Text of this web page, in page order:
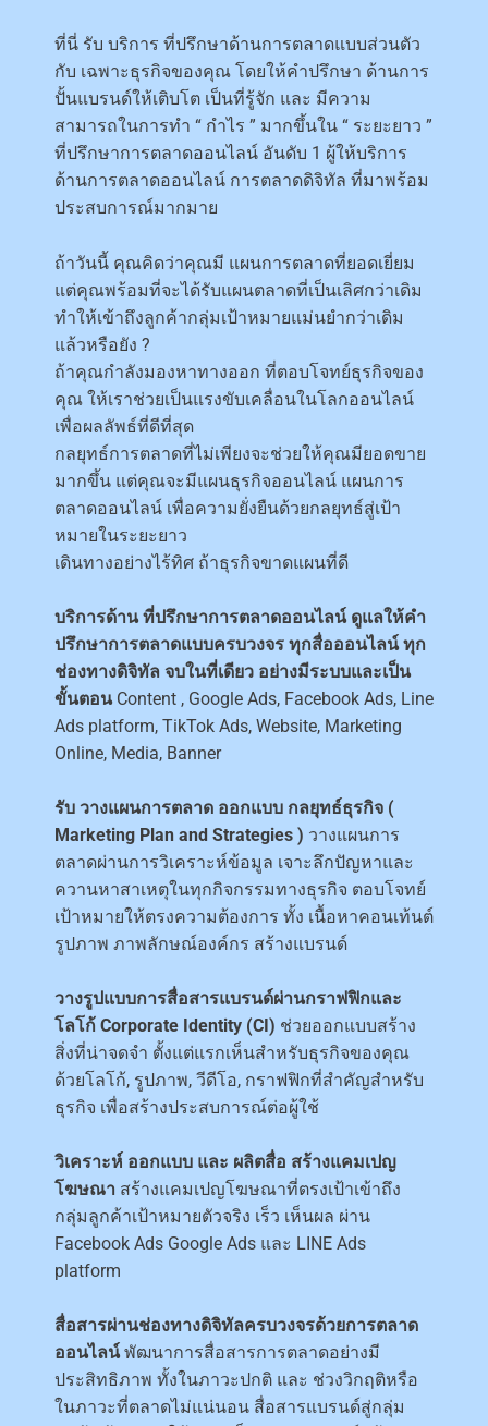
ที่นี่ รับ บริการ ที่ปรึกษาด้านการตลาดแบบส่วนตัว
กับ เฉพาะธุรกิจของคุณ โดยให้คำปรึกษา ด้านการ
ปั้นแบรนด์ให้เติบโต เป็นที่รู้จัก และ มีความ
สามารถในการทำ “ กำไร ” มากขึ้นใน “ ระยะยาว ”
ที่ปรึกษาการตลาดออนไลน์ อันดับ 1 ผู้ให้บริการ
ด้านการตลาดออนไลน์ การตลาดดิจิทัล ที่มาพร้อม
ประสบการณ์มากมาย
ถ้าวันนี้ คุณคิดว่าคุณมี แผนการตลาดที่ยอดเยี่ยม
แต่คุณพร้อมที่จะได้รับแผนตลาดที่เป็นเลิศกว่าเดิม
ทำให้เข้าถึงลูกค้ากลุ่มเป้าหมายแม่นยำกว่าเดิม
แล้วหรือยัง ?
ถ้าคุณกำลังมองหาทางออก ที่ตอบโจทย์ธุรกิจของ
คุณ ให้เราช่วยเป็นแรงขับเคลื่อนในโลกออนไลน์
เพื่อผลลัพธ์ที่ดีที่สุด
กลยุทธ์การตลาดที่ไม่เพียงจะช่วยให้คุณมียอดขาย
มากขึ้น แต่คุณจะมีแผนธุรกิจออนไลน์ แผนการ
ตลาดออนไลน์ เพื่อความยั่งยืนด้วยกลยุทธ์สู่เป้า
หมายในระยะยาว
เดินทางอย่างไร้ทิศ ถ้าธุรกิจขาดแผนที่ดี
บริการด้าน ที่ปรึกษาการตลาดออนไลน์ ดูแลให้คำ
ปรึกษาการตลาดแบบครบวงจร ทุกสื่อออนไลน์ ทุก
ช่องทางดิจิทัล จบในที่เดียว อย่างมีระบบและเป็น
ขั้นตอนContent , Google Ads, Facebook Ads, Line
Ads platform, TikTok Ads, Website, Marketing
Online, Media, Banner
รับ วางแผนการตลาด ออกแบบ กลยุทธ์ธุรกิจ (
Marketing Plan and Strategies ) วางแผนการ
ตลาดผ่านการวิเคราะห์ข้อมูล เจาะลึกปัญหาและ
ควานหาสาเหตุในทุกกิจกรรมทางธุรกิจ ตอบโจทย์
เป้าหมายให้ตรงความต้องการ ทั้ง เนื้อหาคอนเท้นต์
รูปภาพ ภาพลักษณ์องค์กร สร้างแบรนด์
วางรูปแบบการสื่อสารแบรนด์ผ่านกราฟฟิกและ
โลโก้ Corporate Identity (CI) ช่วยออกแบบสร้าง
สิ่งที่น่าจดจำ ตั้งแต่แรกเห็นสำหรับธุรกิจของคุณ
ด้วยโลโก้, รูปภาพ, วีดีโอ, กราฟฟิกที่สำคัญสำหรับ
ธุรกิจ เพื่อสร้างประสบการณ์ต่อผู้ใช้
วิเคราะห์ ออกแบบ และ ผลิตสื่อ สร้างแคมเปญ
โฆษณา สร้างแคมเปญโฆษณาที่ตรงเป้าเข้าถึง
กลุ่มลูกค้าเป้าหมายตัวจริง เร็ว เห็นผล ผ่าน
Facebook Ads Google Ads และ LINE Ads
platform
สื่อสารผ่านช่องทางดิจิทัลครบวงจรด้วยการตลาด
ออนไลน์พัฒนาการสื่อสารการตลาดอย่างมี
ประสิทธิภาพ ทั้งในภาวะปกติ และ ช่วงวิกฤติหรือ
ในภาวะที่ตลาดไม่แน่นอน สื่อสารแบรนด์สู่กลุ่ม